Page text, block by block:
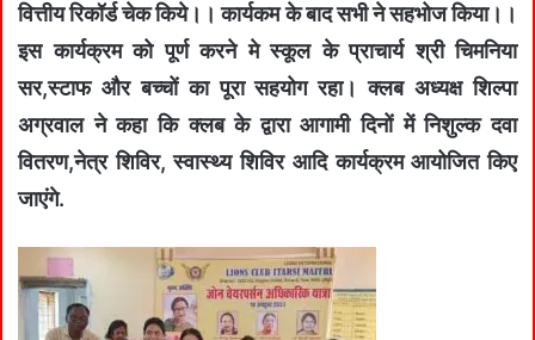
वित्तीय रिकॉर्ड चेक किये।। कार्यकम के बाद सभी ने सहभोज किया।।
इस कार्यक्रम को पूर्ण करने मे स्कूल के प्राचार्य श्री चिमनिया
सर,स्टाफ और बच्चों का पूरा सहयोग रहा। क्लब अध्यक्ष शिल्पा
अग्रवाल ने कहा कि क्लब के द्वारा आगामी दिनों में निशुल्क दवा
वितरण,नेत्र शिविर, स्वास्थ्य शिविर आदि कार्यक्रम आयोजित किए
जाएंगे.